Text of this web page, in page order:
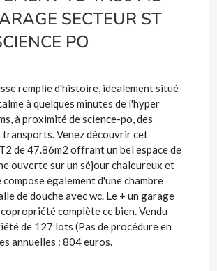
SECTEUR ST
PO
remplie d'histoire, idéalement situé
à quelques minutes de l'hyper
à proximité de science-po, des
transports. Venez découvrir cet
de 47.86m2 offrant un bel espace de
ouverte sur un séjour chaleureux et
compose également d'une chambre
de douche avec wc. Le + un garage
complète ce bien. Vendu
de 127 lots (Pas de procédure en
annuelles : 804 euros.